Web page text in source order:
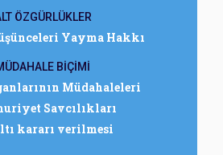
ÖZGÜRLÜKLER
Yayma Hakkı
BİÇİMİ
Müdahaleleri
Savcılıkları
kararı verilmesi